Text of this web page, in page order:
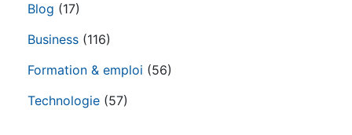
Blog (17)
Business (116)
Formation & emploi (56)
Technologie (57)